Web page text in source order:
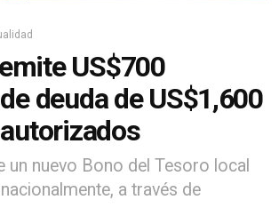
US$700
deuda de US$1,600
un nuevo Bono del Tesoro local
a través de